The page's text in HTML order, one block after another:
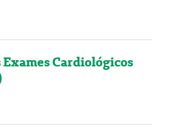
Cardiológicos